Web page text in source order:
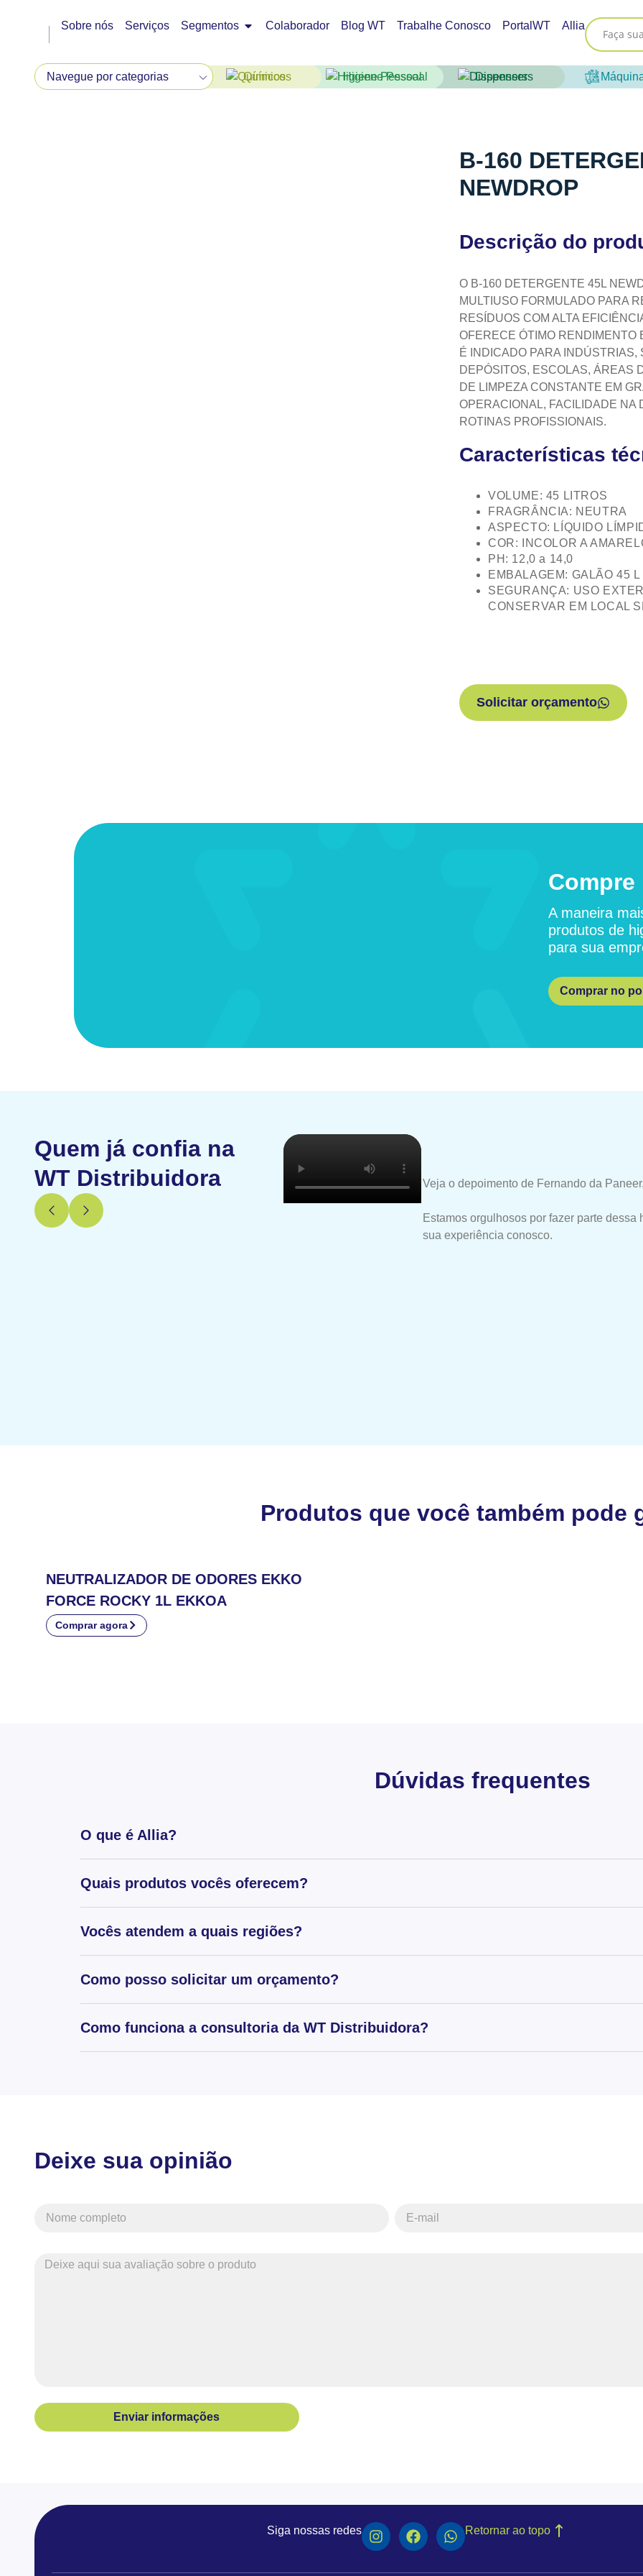
Sobre nós Serviços Segmentos Colaborador Blog WT Trabalhe Conosco PortalWT Allia
Químicos Higiene Pessoal Dispensers
B-160
NEWDROP
Descrição do
O B-160 DETERGENTE 45L
MULTIUSO FORMULADO PARA
RESÍDUOS COM ALTA
OFERECE ÓTIMO
É INDICADO PARA
DEPÓSITOS, ESCOLAS, ÁREAS
DE LIMPEZA CONSTANTE EM
OPERACIONAL, FACILIDADE NA
ROTINAS PROFISSIONAIS.
Características
VOLUME: 45 LITROS
FRAGRÂNCIA: NEUTRA
ASPECTO: LÍQUIDO
COR: INCOLOR A
PH: 12,0 a 14,0
EMBALAGEM: GALÃO 45 L
SEGURANÇA: USO
CONSERVAR EM LOCAL
Solicitar orçamento
Compre
A maneira
produtos de
para sua
Comprar no
Quem já confia na
WT Distribuidora
Veja o depoimento de Fernando da
Estamos orgulhosos por fazer parte
sua experiência conosco.
Produtos que você também pode
NEUTRALIZADOR DE ODORES EKKO
FORCE ROCKY 1L EKKOA
Comprar agora
Dúvidas frequentes
O que é Allia?
Quais produtos vocês oferecem?
Vocês atendem a quais regiões?
Como posso solicitar um orçamento?
Como funciona a consultoria da WT Distribuidora?
Deixe sua opinião
Enviar informações
Siga nossas redes Retornar ao topo